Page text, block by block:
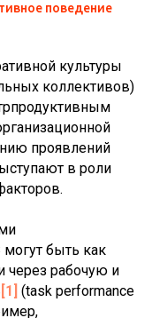
поведение
культуры
коллективов)
проявлений
в роли
могут быть как
через рабочую и
[1]
(task performance